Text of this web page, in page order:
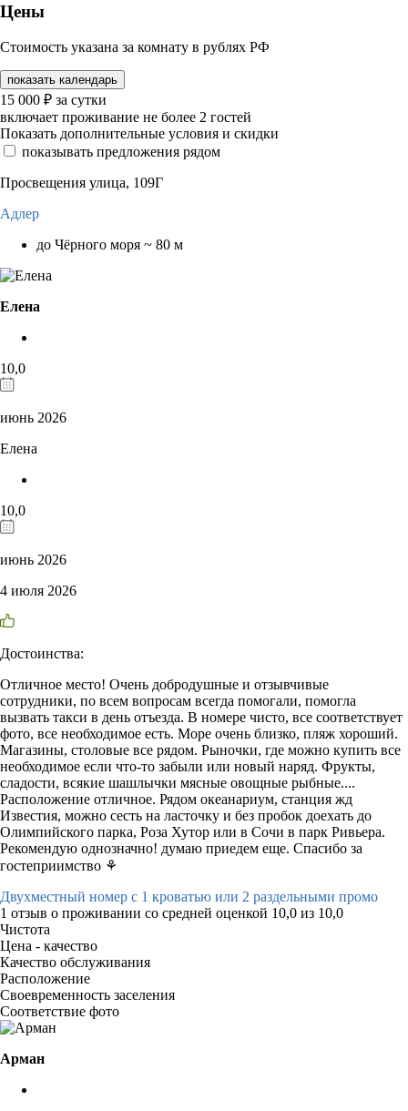
Цены
Стоимость указана за комнату в рублях РФ
показать календарь
15 000 ₽ за сутки
включает проживание не более 2 гостей
Показать дополнительные условия и скидки
показывать предложения рядом
Просвещения улица, 109Г
Адлер
до Чёрного моря ~ 80 м
Елена
10,0
июнь 2026
Елена
10,0
июнь 2026
4 июля 2026
Достоинства:
Отличное место! Очень добродушные и отзывчивые
сотрудники, по всем вопросам всегда помогали, помогла
вызвать такси в день отъезда. В номере чисто, все соответствует
фото, все необходимое есть. Море очень близко, пляж хороший.
Магазины, столовые все рядом. Рыночки, где можно купить все
необходимое если что-то забыли или новый наряд. Фрукты,
сладости, всякие шашлычки мясные овощные рыбные....
Расположение отличное. Рядом океанариум, станция жд
Известия, можно сесть на ласточку и без пробок доехать до
Олимпийского парка, Роза Хутор или в Сочи в парк Ривьера.
Рекомендую однозначно! думаю приедем еще. Спасибо за
гостеприимство ⚘️
Двухместный номер с 1 кроватью или 2 раздельными промо
1 отзыв о проживании со средней оценкой 10,0 из 10,0
Чистота
Цена - качество
Качество обслуживания
Расположение
Своевременность заселения
Соответствие фото
Арман